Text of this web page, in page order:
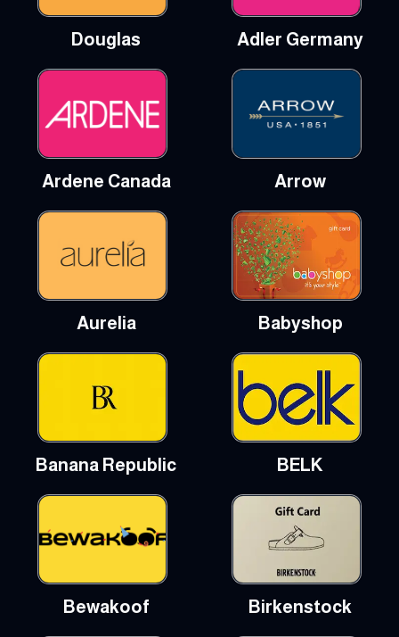
Douglas Adler Germany
Ardene Canada Arrow
Aurelia Babyshop
Banana Republic BELK
Bewakoof Birkenstock